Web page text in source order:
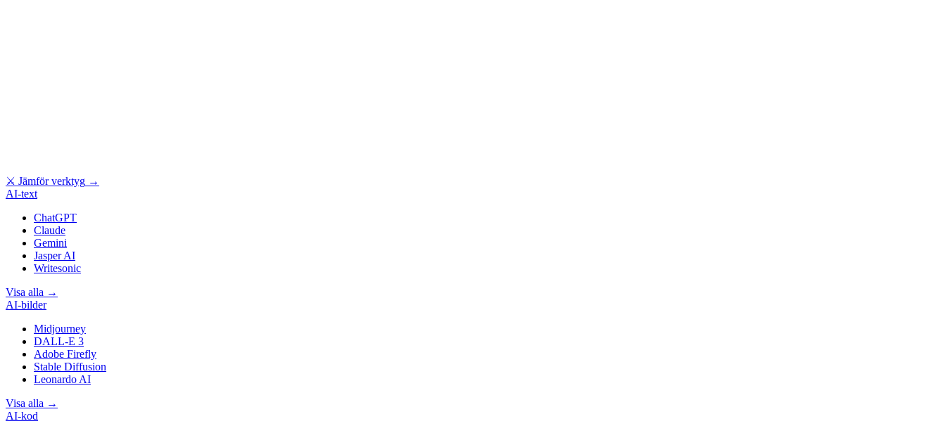
⚔ Jämför verktyg →
AI-text
ChatGPT
Claude
Gemini
Jasper AI
Writesonic
Visa alla →
AI-bilder
Midjourney
DALL-E 3
Adobe Firefly
Stable Diffusion
Leonardo AI
Visa alla →
AI-kod